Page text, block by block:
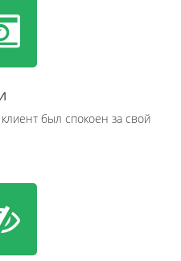
был спокоен за свой